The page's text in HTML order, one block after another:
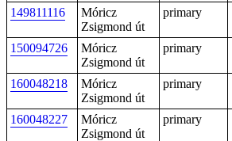
149811116
Móricz
Zsigmond út
primary
150094726
Móricz
Zsigmond út
primary
160048218
Móricz
Zsigmond út
primary
160048227
Móricz
Zsigmond út
primary